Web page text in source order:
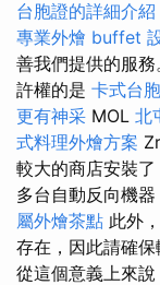
台胞證的詳細介紹
專業外燴 buffet
善我們提供的服務
許權的是 卡式台
更有神采 MOL 北
式料理外燴方案
較大的商店安裝了
多台自動反向機
屬外燴茶點 此外
存在，因此請確
從這個意義上來